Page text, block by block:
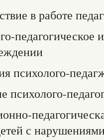
в работе
педагогическое
психолого-
психолого-
с